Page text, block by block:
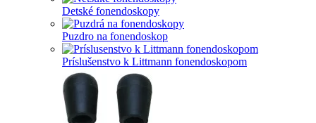
Detské fonendoskopy
Puzdro na fonendoskop
Príslušenstvo k Littmann fonendoskopom